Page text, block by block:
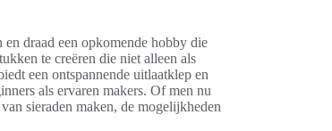
draad een opkomende hobby die
te creëren die niet alleen als
een ontspannende uitlaatklep en
als ervaren makers. Of men nu
sieraden maken, de mogelijkheden